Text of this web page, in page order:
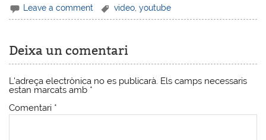
Leave a comment video ,youtube
Deixa un comentari
L'adreça electrònica no es publicarà. Els camps necessaris
estan marcats amb *
Comentari *